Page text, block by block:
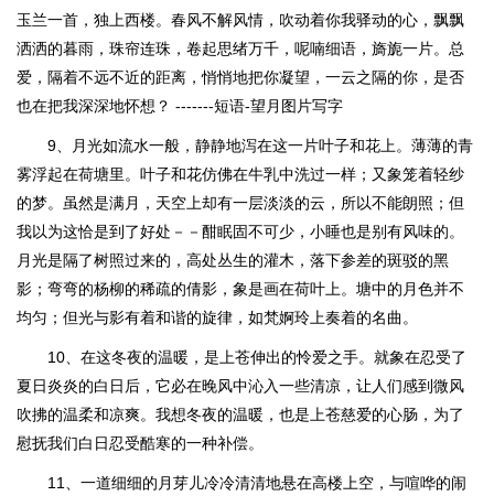
玉兰一首，独上西楼。春风不解风情，吹动着你我驿动的心，飘飘
洒洒的暮雨，珠帘连珠，卷起思绪万千，呢喃细语，旖旎一片。总
爱，隔着不远不近的距离，悄悄地把你凝望，一云之隔的你，是否
也在把我深深地怀想？ -------短语-望月图片写字
9、月光如流水一般，静静地泻在这一片叶子和花上。薄薄的青
雾浮起在荷塘里。叶子和花仿佛在牛乳中洗过一样；又象笼着轻纱
的梦。虽然是满月，天空上却有一层淡淡的云，所以不能朗照；但
我以为这恰是到了好处－－酣眠固不可少，小睡也是别有风味的。
月光是隔了树照过来的，高处丛生的灌木，落下参差的斑驳的黑
影；弯弯的杨柳的稀疏的倩影，象是画在荷叶上。塘中的月色并不
均匀；但光与影有着和谐的旋律，如梵婀玲上奏着的名曲。
10、在这冬夜的温暖，是上苍伸出的怜爱之手。就象在忍受了
夏日炎炎的白日后，它必在晚风中沁入一些清凉，让人们感到微风
吹拂的温柔和凉爽。我想冬夜的温暖，也是上苍慈爱的心肠，为了
慰抚我们白日忍受酷寒的一种补偿。
11、一道细细的月芽儿冷冷清清地悬在高楼上空，与喧哗的闹